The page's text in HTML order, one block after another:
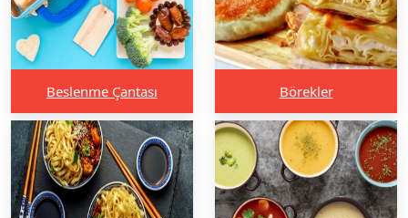
Beslenme Çantası Börekler